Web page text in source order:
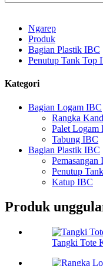
Ngarep
Produk
Bagian Plastik IBC
Penutup Tank Top
Kategori
Bagian Logam IBC
Rangka
Palet Logam
Tabung IBC
Bagian Plastik IBC
Pemasangan
Penutup
Katup IBC
Produk
Tangki Tote